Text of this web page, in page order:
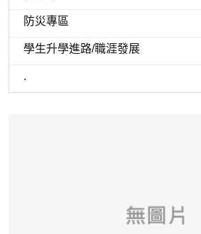
防災專區
學生升學進路/職涯發展
.